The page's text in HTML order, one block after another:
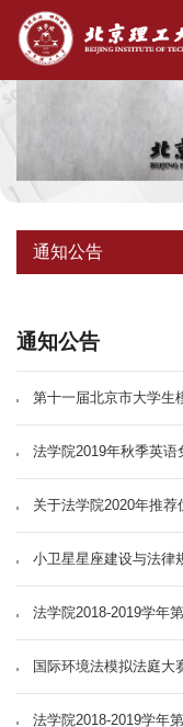
通知公告
通知公告
第十一届北京市大学生
法学院2019年秋季英语
小卫星星座建设与法律
国际环境法模拟法庭大